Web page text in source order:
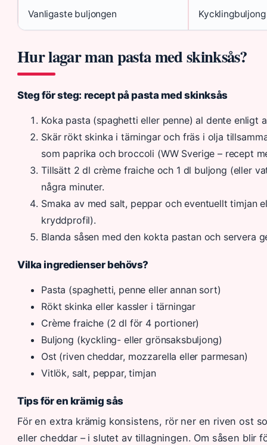
Vanligaste buljongen
Hur lagar man pasta med skinksås?
Steg för steg: recept på pasta med skinksås
Koka pasta (spaghetti eller penne) al dente enligt
Skär rökt skinka i tärningar och fräs i olja
som paprika och broccoli (WW Sverige – recept
Tillsätt 2 dl crème fraiche och 1 dl buljong (eller
några minuter.
Smaka av med salt, peppar och eventuellt timjan
kryddprofil).
Blanda såsen med den kokta pastan och servera
Vilka ingredienser behövs?
Pasta (spaghetti, penne eller annan sort)
Rökt skinka eller kassler i tärningar
Crème fraiche (2 dl för 4 portioner)
Buljong (kyckling- eller grönsaksbuljong)
Ost (riven cheddar, mozzarella eller parmesan)
Vitlök, salt, peppar, timjan
Tips för en krämig sås
För en extra krämig konsistens, rör ner en riven ost
eller cheddar – i slutet av tillagningen. Om såsen blir